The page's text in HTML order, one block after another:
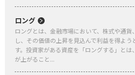
ロング
ロングとは、金融市場において、株式や通貨
し、その価値の上昇を見込んで利益を得よ
す。投資家がある資産を「ロングする」と
が上がること...